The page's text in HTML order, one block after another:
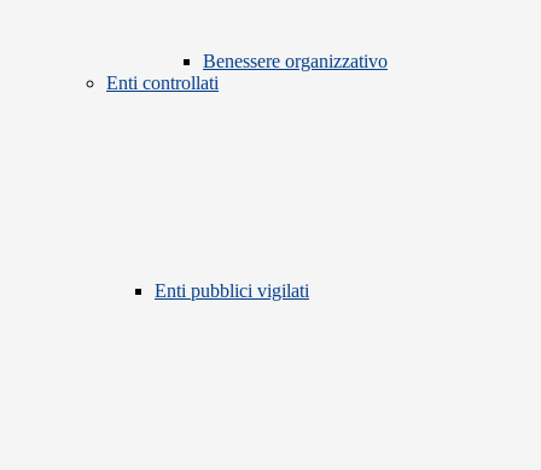
Benessere organizzativo
Enti controllati
Enti pubblici vigilati